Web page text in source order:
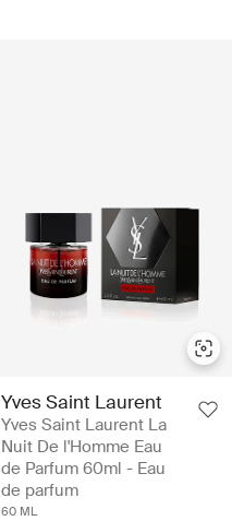
Yves Saint Laurent
Yves Saint Laurent La
Nuit De l'Homme Eau
de Parfum 60ml - Eau
de parfum
60 ML